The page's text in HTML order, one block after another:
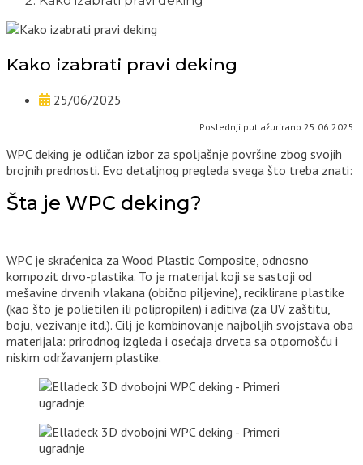
Kako izabrati pravi deking
25/06/2025
Poslednji put ažurirano 25.06.2025.
WPC deking je odličan izbor za spoljašnje površine zbog svojih
brojnih prednosti. Evo detaljnog pregleda svega što treba znati:
Šta je WPC deking?
WPC je skraćenica za Wood Plastic Composite, odnosno
kompozit drvo-plastika. To je materijal koji se sastoji od
mešavine drvenih vlakana (obično piljevine), reciklirane plastike
(kao što je polietilen ili polipropilen) i aditiva (za UV zaštitu,
boju, vezivanje itd.). Cilj je kombinovanje najboljih svojstava oba
materijala: prirodnog izgleda i osećaja drveta sa otpornošću i
niskim održavanjem plastike.